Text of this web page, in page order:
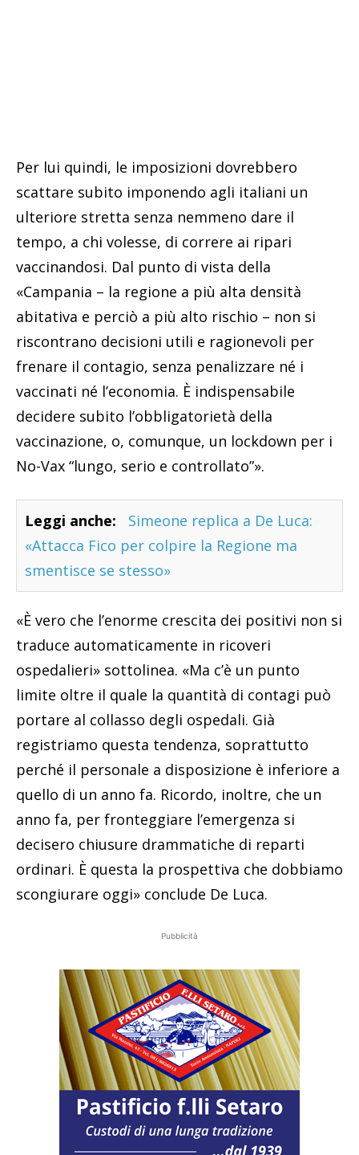
Per lui quindi, le imposizioni dovrebbero
scattare subito imponendo agli italiani un
ulteriore stretta senza nemmeno dare il
tempo, a chi volesse, di correre ai ripari
vaccinandosi. Dal punto di vista della
«Campania – la regione a più alta densità
abitativa e perciò a più alto rischio – non si
riscontrano decisioni utili e ragionevoli per
frenare il contagio, senza penalizzare né i
vaccinati né l’economia. È indispensabile
decidere subito l’obbligatorietà della
vaccinazione, o, comunque, un lockdown per i
No-Vax “lungo, serio e controllato”».
Leggi anche:
Simeone replica a De Luca:
«Attacca Fico per colpire la Regione ma
smentisce se stesso»
«È vero che l’enorme crescita dei positivi non si
traduce automaticamente in ricoveri
ospedalieri» sottolinea. «Ma c’è un punto
limite oltre il quale la quantità di contagi può
portare al collasso degli ospedali. Già
registriamo questa tendenza, soprattutto
perché il personale a disposizione è inferiore a
quello di un anno fa. Ricordo, inoltre, che un
anno fa, per fronteggiare l’emergenza si
decisero chiusure drammatiche di reparti
ordinari. È questa la prospettiva che dobbiamo
scongiurare oggi» conclude De Luca.
Pubblicità